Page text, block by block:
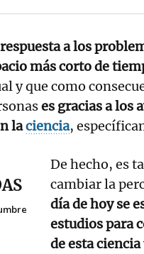
a los
más corto de
y que como
es gracias a los
laciencia,
De hecho, es
cambiar la
día de hoy se
estudios para
de esta ciencia